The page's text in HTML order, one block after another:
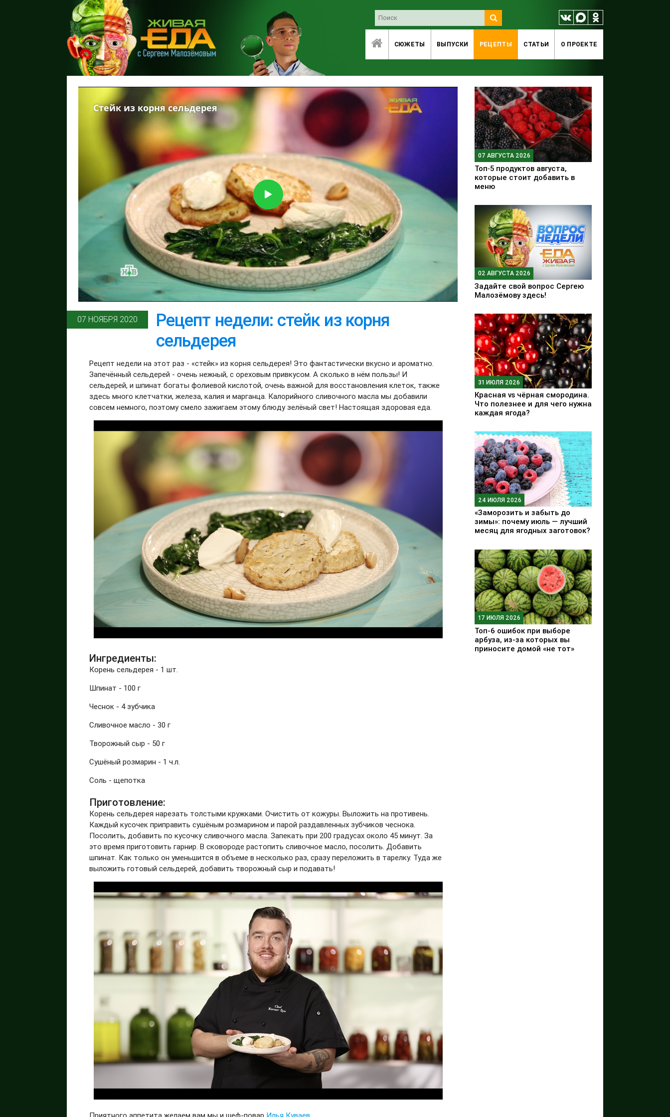
СЮЖЕТЫ ВЫПУСКИ РЕЦЕПТЫ СТАТЬИ O ПРОЕКТЕ
07 НОЯБРЯ 2020
Рецепт недели: стейк из корня
сельдерея
Рецепт недели на этот раз - «стейк» из корня сельдерея! Это фантастически вкусно и ароматно.
Запечённый сельдерей - очень нежный, с ореховым привкусом. А сколько в нём пользы! И
сельдерей, и шпинат богаты фолиевой кислотой, очень важной для восстановления клеток, также
здесь много клетчатки, железа, калия и марганца. Калорийного сливочного масла мы добавили
совсем немного, поэтому смело зажигаем этому блюду зелёный свет! Настоящая здоровая еда.
Ингредиенты:
Корень сельдерея - 1 шт.
Шпинат - 100 г
Чеснок - 4 зубчика
Сливочное масло - 30 г
Творожный сыр - 50 г
Сушёный розмарин - 1 ч.л.
Соль - щепотка
Приготовление:
Корень сельдерея нарезать толстыми кружками. Очистить от кожуры. Выложить на противень.
Каждый кусочек приправить сушёным розмарином и парой раздавленных зубчиков чеснока.
Посолить, добавить по кусочку сливочного масла. Запекать при 200 градусах около 45 минут. За
это время приготовить гарнир. В сковороде растопить сливочное масло, посолить. Добавить
шпинат. Как только он уменьшится в объеме в несколько раз, сразу переложить в тарелку. Туда же
выложить готовый сельдерей, добавить творожный сыр и подавать!
07 АВГУСТА 2026
Топ‑5 продуктов августа,
которые стоит добавить в
меню
02 АВГУСТА 2026
Задайте свой вопрос Сергею
Малозёмову здесь!
31 ИЮЛЯ 2026
Красная vs чёрная смородина.
Что полезнее и для чего нужна
каждая ягода?
24 ИЮЛЯ 2026
«Заморозить и забыть до
зимы»: почему июль — лучший
месяц для ягодных заготовок?
17 ИЮЛЯ 2026
Топ-6 ошибок при выборе
арбуза, из-за которых вы
приносите домой «не тот»